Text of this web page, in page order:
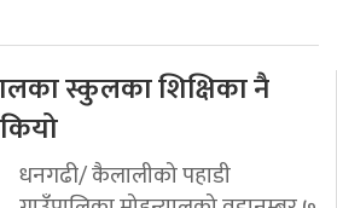
स्कुलका शिक्षिका नै
धनगढी/ कैलालीको पहाडी